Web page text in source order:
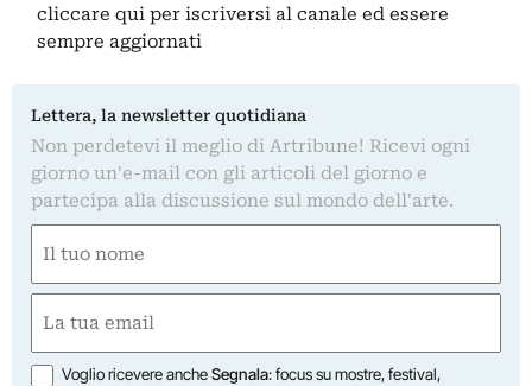
cliccare qui per iscriversi al canale ed essere
sempre aggiornati
Lettera, la newsletter quotidiana
Non perdetevi il meglio di Artribune! Ricevi ogni
giorno un'e-mail con gli articoli del giorno e
partecipa alla discussione sul mondo dell'arte.
(Obbligatorio)
Nome
(Obbligatorio)
Opzioni
Voglio ricevere ancheSegnala: focus su mostre, festival,